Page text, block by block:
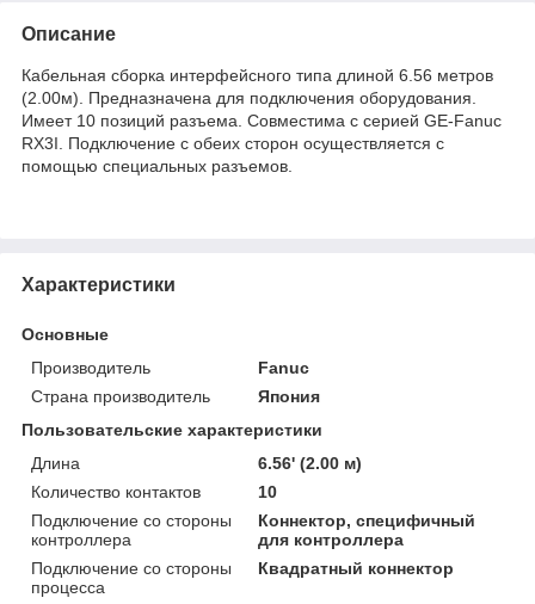
Описание
Кабельная сборка интерфейсного типа длиной 6.56 метров
(2.00м). Предназначена для подключения оборудования.
Имеет 10 позиций разъема. Совместима с серией GE-Fanuc
RX3I. Подключение с обеих сторон осуществляется с
помощью специальных разъемов.
Характеристики
Основные
Производитель
Fanuc
Страна производитель
Япония
Пользовательские характеристики
Длина
6.56' (2.00 м)
Количество контактов
10
Подключение со стороны
контроллера
Коннектор, специфичный
для контроллера
Подключение со стороны
процесса
Квадратный коннектор